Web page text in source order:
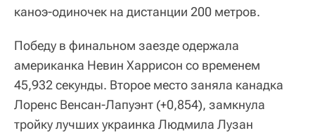
каноэ-одиночек на дистанции 200 метров.
Победу в финальном заезде одержала
американка Невин Харрисон со временем
45,932 секунды. Второе место заняла канадка
Лоренс Венсан-Лапуэнт (+0,854), замкнула
тройку лучших украинка Людмила Лузан